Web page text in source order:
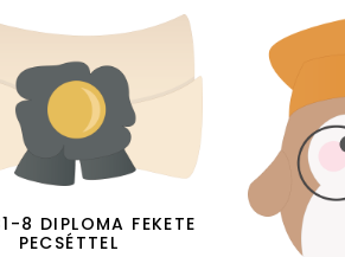
8 DIPLOMA FEKETE
PECSÉTTEL